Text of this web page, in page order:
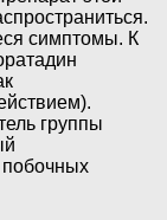
симптомы. К
группы
побочных